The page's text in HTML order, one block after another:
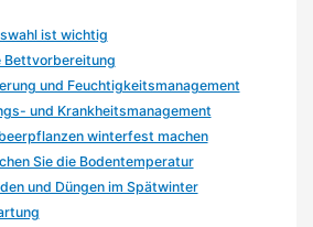
ist wichtig
Bettvorbereitung
und Feuchtigkeitsmanagement
und Krankheitsmanagement
winterfest machen
Sie die Bodentemperatur
und Düngen im Spätwinter